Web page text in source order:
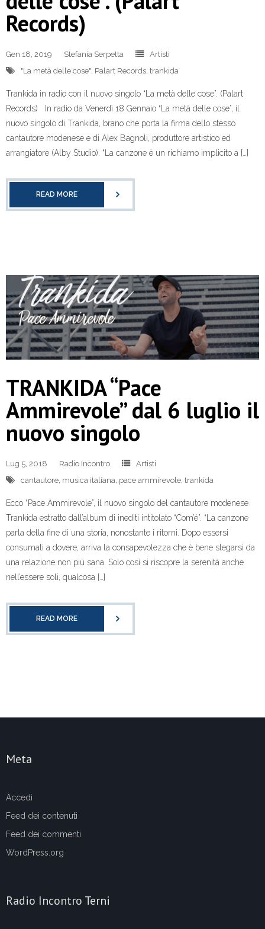
Records)
Gen 18, 2019 Stefania Serpetta
Artisti
"La metà delle cose", Palart Records, trankida
Trankida in radio con il nuovo singolo “La metà delle cose”. (Palart
Records) In radio da Venerdì 18 Gennaio “La metà delle cose”, il
nuovo singolo di Trankida, brano che porta la firma dello stesso
cantautore modenese e di Alex Bagnoli, produttore artistico ed
arrangiatore (Alby Studio). “La canzone è un richiamo implicito a […]
READ MORE
TRANKIDA “Pace
Ammirevole” dal 6 luglio il
nuovo singolo
Lug 5, 2018 Radio Incontro
Artisti
cantautore musica italiana pace ammirevole trankida
Ecco “Pace Ammirevole”, il nuovo singolo del cantautore modenese
Trankida estratto dall’album di inediti intitolato “Com’é”. “La canzone
parla della fine di una storia, nonostante i ritorni. Dopo essersi
consumati a dovere, arriva la consapevolezza che è bene slegarsi da
una relazione non più sana. Solo così si riscopre la serenità anche
nell’essere soli, qualcosa […]
READ MORE
Meta
Accedi
Feed dei contenuti
Feed dei commenti
WordPress.org
Radio Incontro Terni